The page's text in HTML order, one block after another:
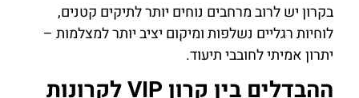
בקרון יש לרוב מרחבים נוחים יותר לתיקים קטנים,
לוחיות רגליים נשלפות ומיקום יציב יותר למצלמות –
יתרון אמיתי לחובבי תיעוד.
ההבדלים בין קרון VIP לקרונות